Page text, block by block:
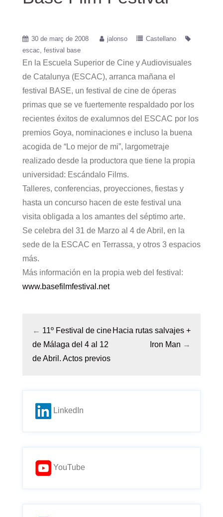
30 de març de 2008 jalonso
Castellano
escac festival base
En la Escuela Superior de Cine y Audiovisuales
de Catalunya (ESCAC), arranca mañana el
festival BASE, un festival de cine de óperas
primas que se ve fuertemente respaldado por los
recientes éxitos de exalumnos del ESCAC por los
premios Goya, nominaciones e incluso la buena
acogida de “Lo mejor de mi”, largometraje
realizado desde la productora que tiene la propia
universidad: Escándalo Films.
Talleres, conferencias, proyecciones, fiestas y
hasta un concurso hacen de este festival una
visita obligada a los amantes del séptimo arte.
Se celebra del 31 de Marzo al 4 de Abril, en la
sede de la ESCAC en Terrassa, y otros 3 espacios
más.
Más información en la propia web del festival:
www.basefilmfestival.net
← 11º Festival de cine
de Málaga del 4 al 12
de Abril. Actos previos
Hacia rutas salvajes +
Iron Man →
LinkedIn
YouTube